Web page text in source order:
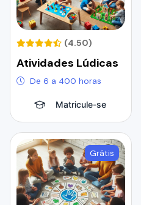
(4.50)
Atividades Lúdicas
De 6 a 400 horas
Matricule-se
Grátis